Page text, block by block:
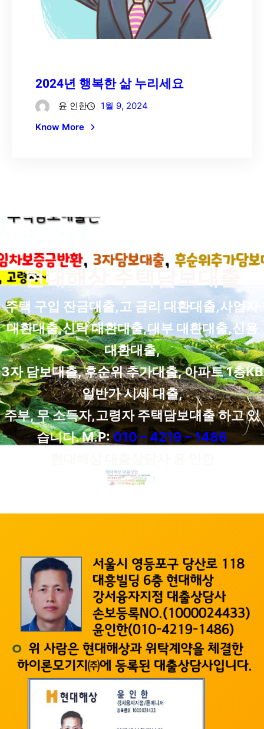
2024년 행복한 삶 누리세요
윤 인한
1월 9, 2024
Know More
현대해상 주택담보대출
주택 구입 잔금대출,고 금리 대환대출,사업자
대환대출,신탁 대환대출,대부 대환대출,신용
대환대출,
3자 담보대출, 후순위 추가대출, 아파트 1층KB
일반가 시세 대출,
주부, 무 소득자,고령자 주택담보대출 하고 있
습니다. M.P:010 – 4219 – 1486